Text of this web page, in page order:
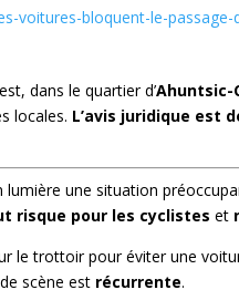
voitures-bloquent-le-
dans le quartier d’Ahuntsic-
locales. L’avis juridique est
lumière une situation
risque pour les cyclistes et
le trottoir pour éviter une
scène est récurrente.